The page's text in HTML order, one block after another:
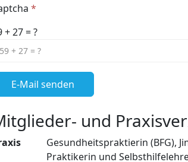
*
+ 27 = ?
E-Mail senden
und
Gesundheitspraktierin (BFG),
Praktikerin und